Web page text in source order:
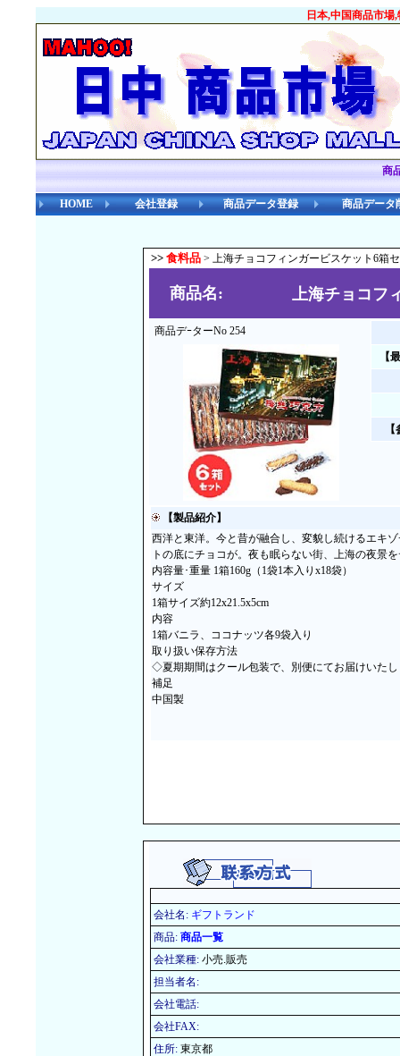
日本,中国商品市場
商
HOME 会社登録 商品データ登録 商品データ
>> 食料品 > 上海チョコフィンガービスケット6箱
商品名: 上海チョコフ
商品デｰターNo 254
【
【製品紹介】
西洋と東洋。今と昔が融合し、変貌し続けるエキ
トの底にチョコが。夜も眠らない街、上海の夜景
内容量･重量 1箱160g（1袋1本入りx18袋）
サイズ
1箱サイズ約12x21.5x5cm
内容
1箱バニラ、ココナッツ各9袋入り
取り扱い保存方法
◇夏期期間はクール包装で、別便にてお届けいた
補足
中国製
会社名: ギフトランド
商品: 商品一覧
会社業種: 小売.販売
担当者名:
会社電話:
会社FAX:
住所: 東京都